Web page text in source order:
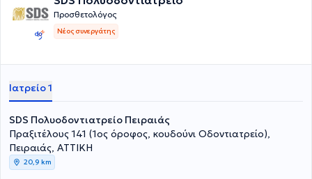
Προσθετολόγος
Νέος συνεργάτης
Ιατρείο 1
SDS Πολυοδοντιατρείο Πειραιάς
Πραξιτέλους 141 (1ος όροφος, κουδούνι Οδοντιατρείο),
Πειραιάς, ΑΤΤΙΚΗ
20,9 km